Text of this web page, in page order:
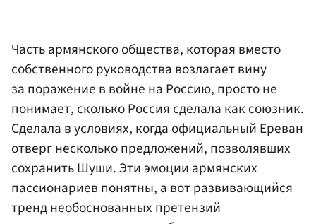
Часть армянского общества, которая вместо
собственного руководства возлагает вину
за поражение в войне на Россию, просто не
понимает, сколько Россия сделала как союзник.
Сделала в условиях, когда официальный Ереван
отверг несколько предложений, позволявших
сохранить Шуши. Эти эмоции армянских
пассионариев понятны, а вот развивающийся
тренд необоснованных претензий